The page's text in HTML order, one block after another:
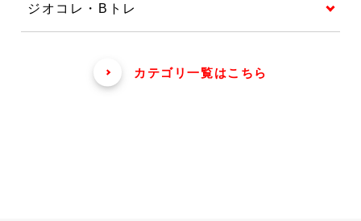
ジオコレ・Bトレ
カテゴリ一覧はこちら